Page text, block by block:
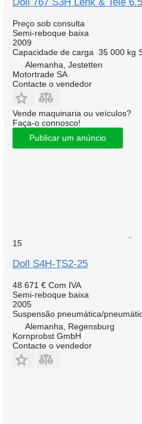
Preço sob consulta
Semi-reboque baixa
2009
Capacidade de carga 35 000 kg
Alemanha, Jestetten
Motortrade SA
Contacte o vendedor
Vende maquinaria ou veículos?
Faça-o connosco!
Publicar um anúncio
15
Doll S4H-TS2-25
48 671 € Com IVA
Semi-reboque baixa
2005
Suspensão pneumática/
Alemanha, Regensburg
Kornprobst GmbH
Contacte o vendedor